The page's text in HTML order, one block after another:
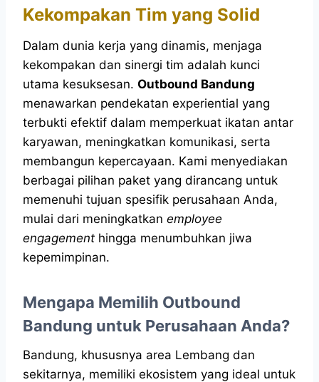
Kekompakan Tim yang Solid
Dalam dunia kerja yang dinamis, menjaga
kekompakan dan sinergi tim adalah kunci
utama kesuksesan. Outbound Bandung
menawarkan pendekatan experiential yang
terbukti efektif dalam memperkuat ikatan antar
karyawan, meningkatkan komunikasi, serta
membangun kepercayaan. Kami menyediakan
berbagai pilihan paket yang dirancang untuk
memenuhi tujuan spesifik perusahaan Anda,
mulai dari meningkatkan employee
engagement hingga menumbuhkan jiwa
kepemimpinan.
Mengapa Memilih Outbound
Bandung untuk Perusahaan Anda?
Bandung, khususnya area Lembang dan
sekitarnya, memiliki ekosistem yang ideal untuk